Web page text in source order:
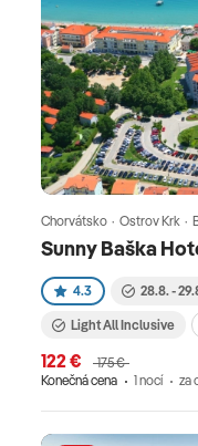
Sunny Baška
Chorvátsko · Ostrov Krk ·
4.3 28.8. -
Light All Inclusive
122 €
175 €
Konečná cena
1 nocí za